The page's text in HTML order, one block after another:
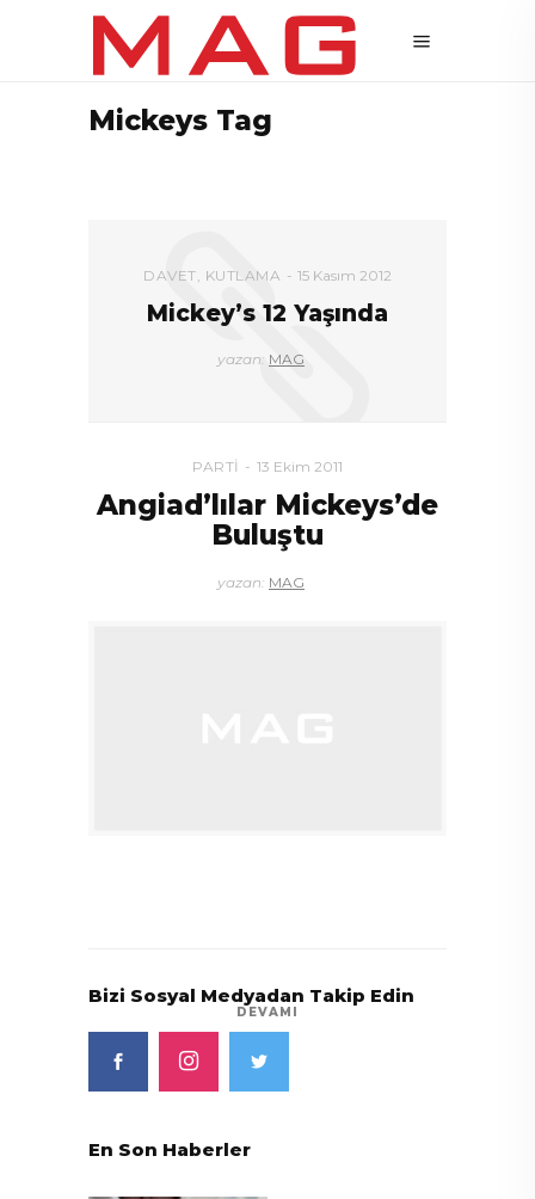
Mickeys Tag
DAVET, KUTLAMA 15 Kasım 2012
Mickey’s 12 Yaşında
yazan: MAG
PARTI 13 Ekim 2011
Angiad’lılar Mickeys’de
Buluştu
yazan: MAG
DEVAMI
Bizi Sosyal Medyadan Takip Edin
En Son Haberler